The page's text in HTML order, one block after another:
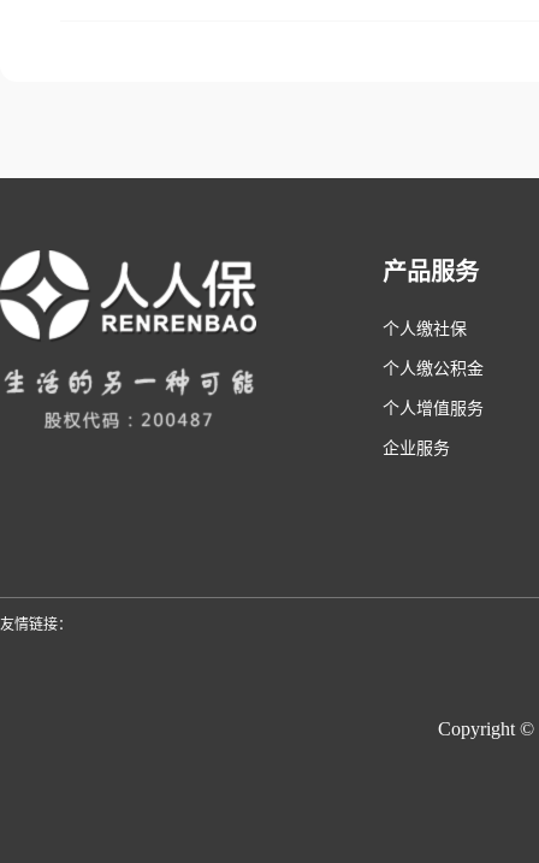
产品服务
个人缴社保
个人缴公积金
个人增值服务
企业服务
友情链接：
Copyright ©